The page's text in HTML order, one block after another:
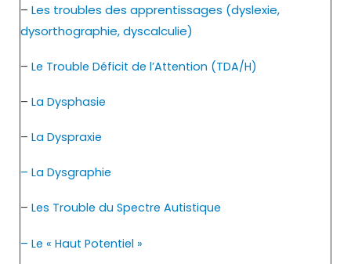
– Les troubles des apprentissages (dyslexie,
dysorthographie, dyscalculie)
– Le Trouble Déficit de l’Attention (TDA/H)
– La Dysphasie
– La Dyspraxie
– La Dysgraphie
– Les Trouble du Spectre Autistique
– Le « Haut Potentiel »